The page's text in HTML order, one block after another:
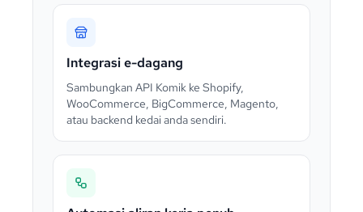
Integrasi e-dagang
Sambungkan API Komik ke Shopify,
WooCommerce, BigCommerce, Magento,
atau backend kedai anda sendiri.